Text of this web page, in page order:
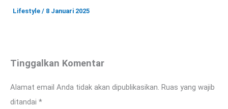
Lifestyle / 8 Januari 2025
Tinggalkan Komentar
Alamat email Anda tidak akan dipublikasikan. Ruas yang wajib
ditandai *